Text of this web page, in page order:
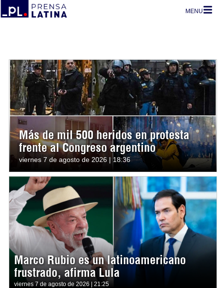
MENU
Más de mil 500 heridos en protesta
frente al Congreso argentino
viernes 7 de agosto de 2026 | 18:36
Marco Rubio es un latinoamericano
frustrado, afirma Lula
viernes 7 de agosto de 2026 | 21:25